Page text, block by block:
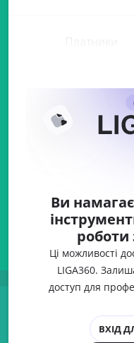
Ви
Ці можливості
LIGA360.
доступ для
ВХІД